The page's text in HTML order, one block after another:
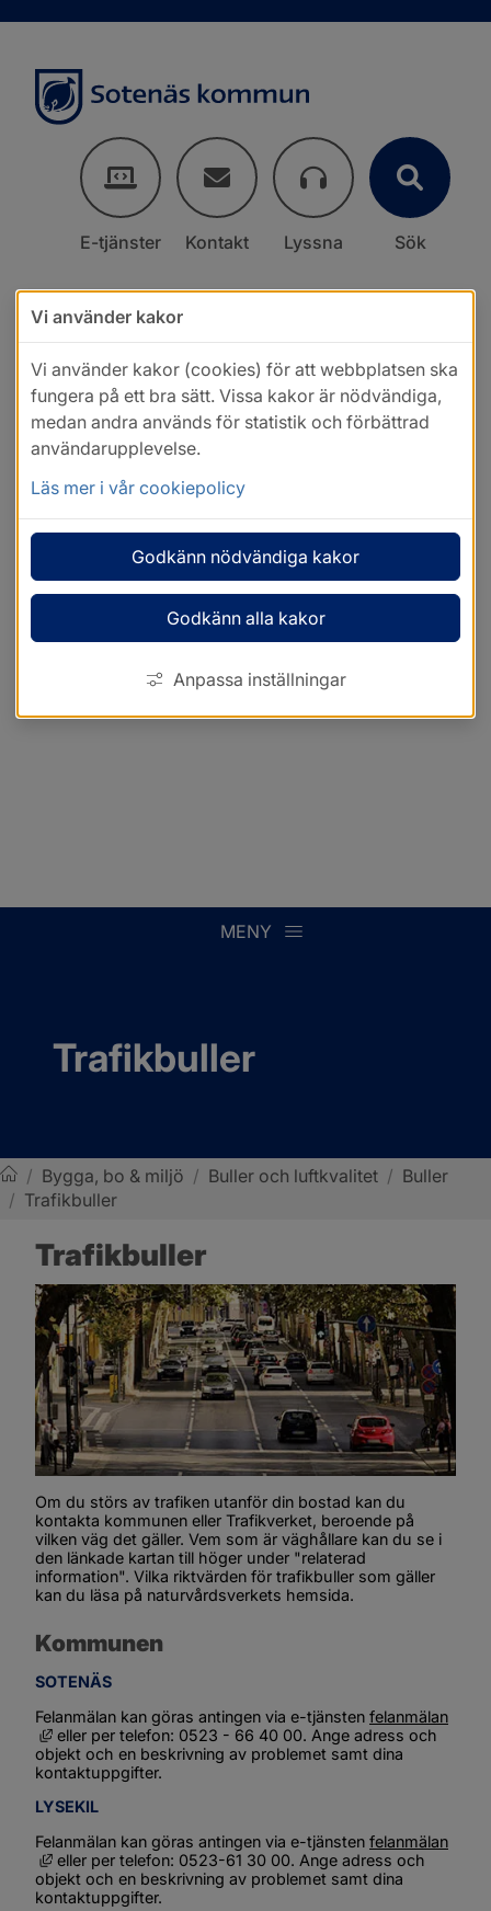
E-tjänster Kontakt Lyssna Sök
MENY
Trafikbuller
Sotenäs kommun
/ Bygga, bo & miljö / Buller och luftkvalitet / Buller
/ Trafikbuller
Trafikbuller
Om du störs av trafiken utanför din bostad kan du
kontakta kommunen eller Trafikverket, beroende på
vilken väg det gäller. Vem som är väghållare kan du se i
den länkade kartan till höger under "relaterad
information". Vilka riktvärden för trafikbuller som gäller
kan du läsa på naturvårdsverkets hemsida.
Kommunen
SOTENÄS
Felanmälan kan göras antingen via e-tjänsten felanmälan
Länk till annan webbplats, öppnas i nytt fönster.
eller per telefon: 0523 - 66 40 00. Ange adress och
objekt och en beskrivning av problemet samt dina
kontaktuppgifter.
LYSEKIL
Felanmälan kan göras antingen via e-tjänsten felanmälan
Länk till annan webbplats, öppnas i nytt fönster.
eller per telefon: 0523-61 30 00. Ange adress och
objekt och en beskrivning av problemet samt dina
kontaktuppgifter.
Vi använder kakor
Vi använder kakor (cookies) för att webbplatsen ska
fungera på ett bra sätt. Vissa kakor är nödvändiga,
medan andra används för statistik och förbättrad
användarupplevelse.
Läs mer i vår cookiepolicy
Godkänn nödvändiga kakor
Godkänn alla kakor
Anpassa inställningar